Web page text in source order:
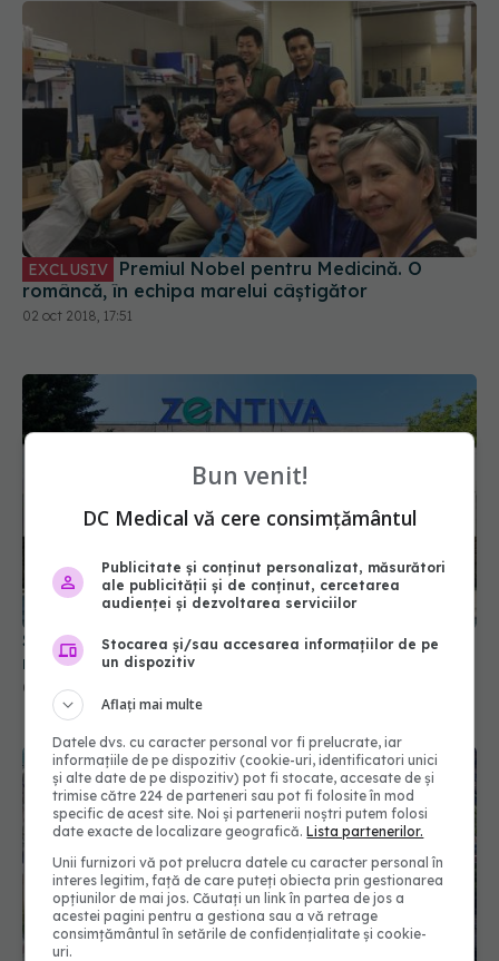
EXCLUSIV
româncă, în echipa marelui câștigător
02 oct 2018, 17:51
Sanofi a vândut Zentiva către Advent cu 1,9
miliarde de euro
01 oct 2018, 15:41
Bun venit!
DC Medical vă cere consimțământul
Publicitate și conținut personalizat, măsurători
ale publicității și de conținut, cercetarea
audienței și dezvoltarea serviciilor
Stocarea și/sau accesarea informațiilor de pe
un dispozitiv
Aflați mai multe
Datele dvs. cu caracter personal vor fi prelucrate, iar
informațiile de pe dispozitiv (cookie-uri, identificatori unici
și alte date de pe dispozitiv) pot fi stocate, accesate de și
trimise către 224 de parteneri sau pot fi folosite în mod
specific de acest site. Noi și partenerii noștri putem folosi
date exacte de localizare geografică.Lista partenerilor.
Unii furnizori vă pot prelucra datele cu caracter personal în
interes legitim, față de care puteți obiecta prin gestionarea
opțiunilor de mai jos. Căutați un link în partea de jos a
acestei pagini pentru a gestiona sau a vă retrage
consimțământul în setările de confidențialitate și cookie-
uri.